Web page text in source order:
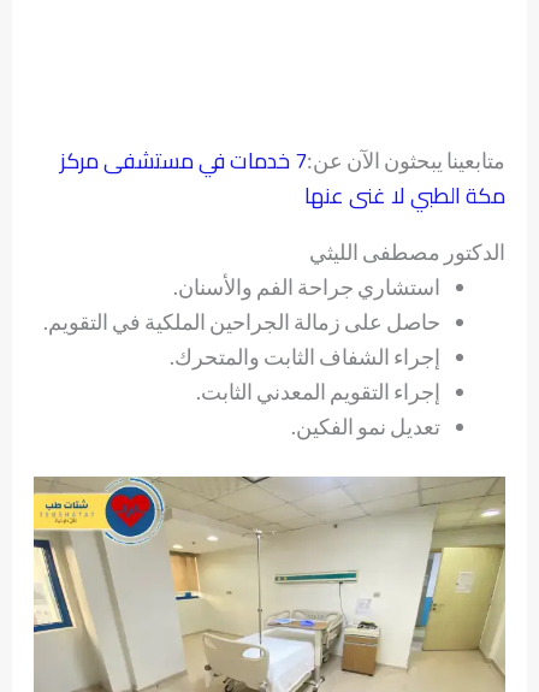
متابعينا يبحثون الآن عن:
7 خدمات في مستشفى مركز
مكة الطبي لا غنى عنها
الدكتور مصطفى الليثي
استشاري جراحة الفم والأسنان.
حاصل على زمالة الجراحين الملكية في التقويم.
إجراء الشفاف الثابت والمتحرك.
إجراء التقويم المعدني الثابت.
تعديل نمو الفكين.